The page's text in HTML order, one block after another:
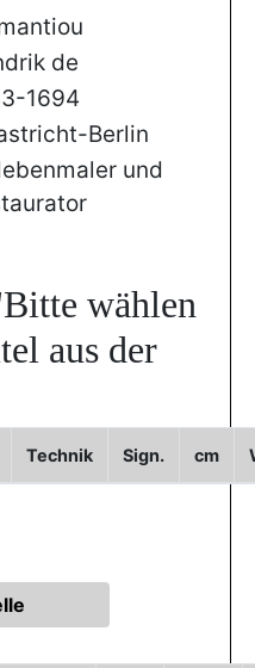
de
1694
Berlin
und
wählen
aus der
Technik Sign. cm